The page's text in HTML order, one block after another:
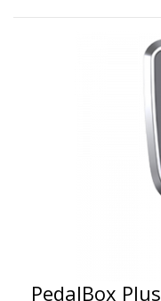
PedalBox Plus